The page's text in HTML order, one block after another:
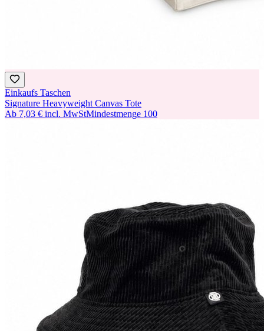
Einkaufs Taschen
Signature Heavyweight Canvas Tote
Ab 7,03 € incl. MwStMindestmenge 100